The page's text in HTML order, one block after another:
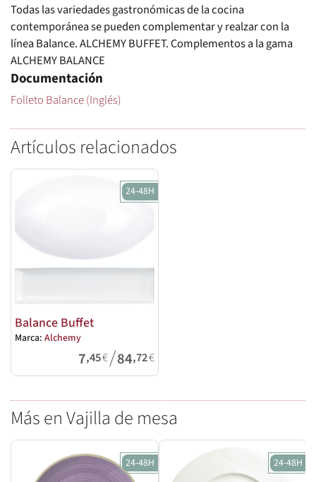
Todas las variedades gastronómicas de la cocina
contemporánea se pueden complementar y realzar con la
línea Balance. ALCHEMY BUFFET. Complementos a la gama
ALCHEMY BALANCE
Documentación
Folleto Balance (Inglés)
Artículos relacionados
24-48H
Balance Buffet
Marca: Alchemy
7,45€/84,72€
Más en Vajilla de mesa
24-48H 24-48H